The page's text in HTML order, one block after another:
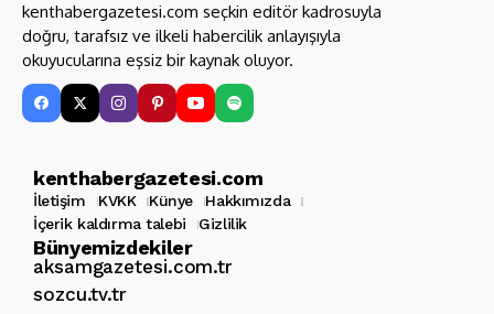
kenthabergazetesi.com seçkin editör kadrosuyla
doğru, tarafsız ve ilkeli habercilik anlayışıyla
okuyucularına eşsiz bir kaynak oluyor.
kenthabergazetesi.com
İletişim KVKK Künye
Hakkımızda
İçerik kaldırma talebi
Gizlilik
Bünyemizdekiler
aksamgazetesi.com.tr
sozcu.tv.tr